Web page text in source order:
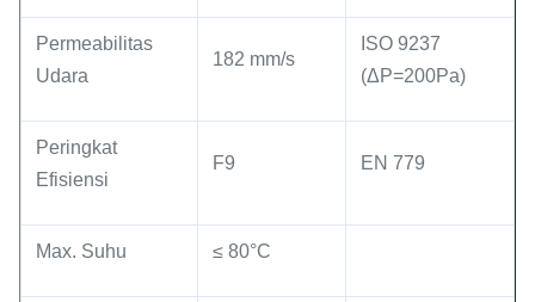
Permeabilitas
Udara
182 mm/s
ISO 9237
(ΔP=200Pa)
Peringkat
Efisiensi
F9 EN 779
Max. Suhu ≤ 80°C